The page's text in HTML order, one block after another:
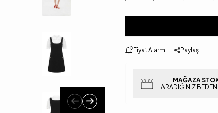
Fiyat Alarmı Paylaş
MAĞAZA
ARADIĞINIZ